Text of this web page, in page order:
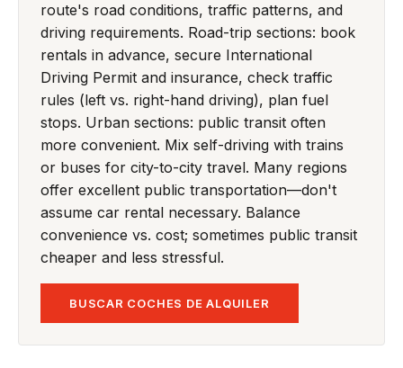
route's road conditions, traffic patterns, and
driving requirements. Road-trip sections: book
rentals in advance, secure International
Driving Permit and insurance, check traffic
rules (left vs. right-hand driving), plan fuel
stops. Urban sections: public transit often
more convenient. Mix self-driving with trains
or buses for city-to-city travel. Many regions
offer excellent public transportation—don't
assume car rental necessary. Balance
convenience vs. cost; sometimes public transit
cheaper and less stressful.
BUSCAR COCHES DE ALQUILER